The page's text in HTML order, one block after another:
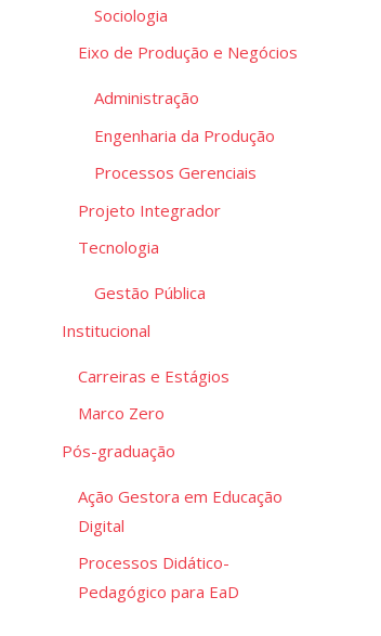
Sociologia
Eixo de Produção e Negócios
Administração
Engenharia da Produção
Processos Gerenciais
Projeto Integrador
Tecnologia
Gestão Pública
Institucional
Carreiras e Estágios
Marco Zero
Pós-graduação
Ação Gestora em Educação
Digital
Processos Didático-
Pedagógico para EaD